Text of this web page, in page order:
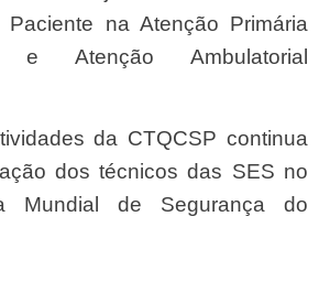
Paciente na Atenção Primária
Atenção Ambulatorial
dos técnicos das SES no
Mundial de Segurança do